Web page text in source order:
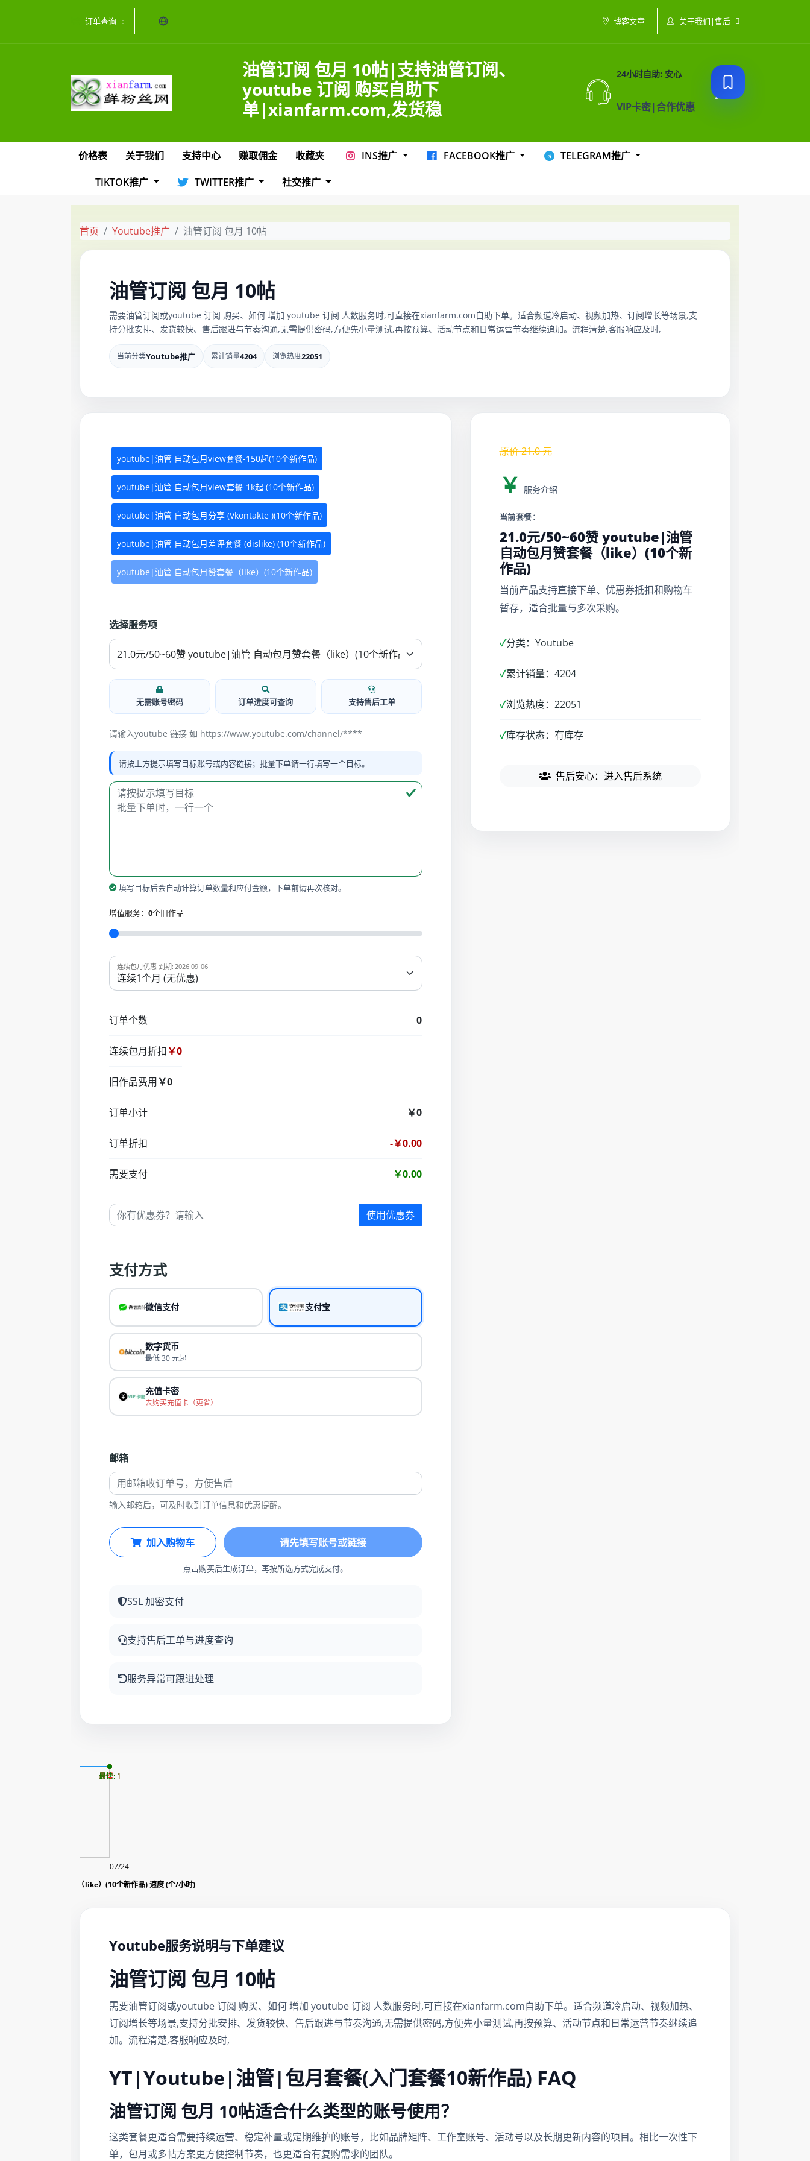
订单查询 当前语言：中文 博客文章 关于我们|售后
油管订阅 包月 10帖|支持油管订阅、
youtube 订阅 购买自助下
单|xianfarm.com,发货稳
24小时自助: 安心
VIP卡密|合作优惠
价格表 关于我们 支持中心 赚取佣金 收藏夹 INS推广 FACEBOOK推广
TELEGRAM推广
TIKTOK推广
TWITTER推广 社交推广
首页 Youtube推广 油管订阅 包月 10帖
油管订阅 包月 10帖
需要油管订阅或youtube 订阅 购买、如何 增加 youtube 订阅 人数服务时,可直接在xianfarm.com自助下单。适合频道冷启动、视频加热、订阅增长等场景,支
持分批安排、发货较快、售后跟进与节奏沟通,无需提供密码,方便先小量测试,再按预算、活动节点和日常运营节奏继续追加。流程清楚,客服响应及时,
当前分类Youtube推广 累计销量4204 浏览热度22051
youtube|油管 自动包月view套餐-150起(10个新作品)
youtube|油管 自动包月view套餐-1k起 (10个新作品)
youtube|油管 自动包月分享 (Vkontakte )(10个新作品)
youtube|油管 自动包月差评套餐 (dislike) (10个新作品)
youtube|油管 自动包月赞套餐（like）(10个新作品)
选择服务项
无需账号密码 订单进度可查询 支持售后工单
请输入youtube 链接 如 https://www.youtube.com/channel/****
请按上方提示填写目标账号或内容链接；批量下单请一行填写一个目标。
填写目标后会自动计算订单数量和应付金额，下单前请再次核对。
增值服务： 0个旧作品
连续包月优惠 到期: 2026-09-06
订单个数 0
连续包月折扣￥0
旧作品费用￥0
订单小计 ￥0
订单折扣 -￥0.00
需要支付 ￥0.00
使用优惠券
支付方式
微信支付 支付宝
数字货币
最低 30 元起
充值卡密
去购买充值卡（更省）
邮箱
输入邮箱后，可及时收到订单信息和优惠提醒。
加入购物车 请先填写账号或链接
点击购买后生成订单，再按所选方式完成支付。
SSL 加密支付
支持售后工单与进度查询
服务异常可跟进处理
油管 自动包月赞套餐（like）(10个新作品) 速度 (个/小时)
07/24
最慢: 1
最快: 1
原价21.0元
￥ 服务介绍
当前套餐：
21.0元/50~60赞 youtube|油管
自动包月赞套餐（like）(10个新
作品)
当前产品支持直接下单、优惠券抵扣和购物车
暂存，适合批量与多次采购。
✓分类：Youtube
✓累计销量：4204
✓浏览热度：22051
✓库存状态：有库存
售后安心：进入售后系统
Youtube服务说明与下单建议
油管订阅 包月 10帖
需要油管订阅或youtube 订阅 购买、如何 增加 youtube 订阅 人数服务时,可直接在xianfarm.com自助下单。适合频道冷启动、视频加热、
订阅增长等场景,支持分批安排、发货较快、售后跟进与节奏沟通,无需提供密码,方便先小量测试,再按预算、活动节点和日常运营节奏继续追
加。流程清楚,客服响应及时,
YT|Youtube|油管|包月套餐(入门套餐10新作品) FAQ
油管订阅 包月 10帖适合什么类型的账号使用？
这类套餐更适合需要持续运营、稳定补量或定期维护的账号，比如品牌矩阵、工作室账号、活动号以及长期更新内容的项目。相比一次性下
单，包月或多帖方案更方便控制节奏，也更适合有复购需求的团队。